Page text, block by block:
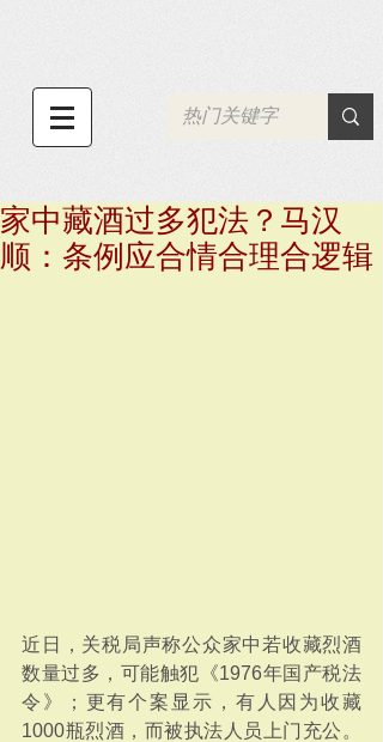
家中藏酒过多犯法？马汉
顺：条例应合情合理合逻辑
近日，关税局声称公众家中若收藏烈酒
数量过多，可能触犯《1976年国产税法
令》；更有个案显示，有人因为收藏
1000瓶烈酒，而被执法人员上门充公。